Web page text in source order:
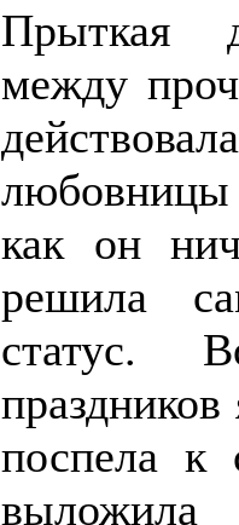
Прыткая
между
как он
решила
статус.
поспела к